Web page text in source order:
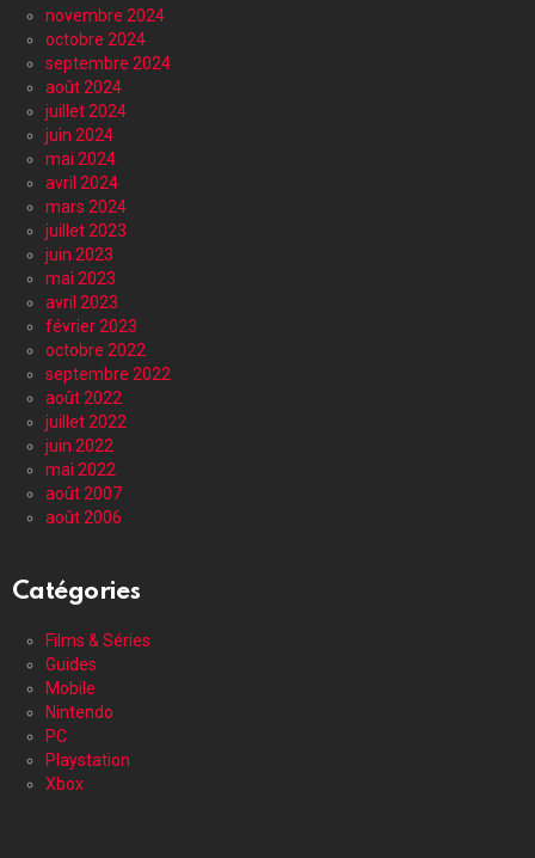
novembre 2024
octobre 2024
septembre 2024
août 2024
juillet 2024
juin 2024
mai 2024
avril 2024
mars 2024
juillet 2023
juin 2023
mai 2023
avril 2023
février 2023
octobre 2022
septembre 2022
août 2022
juillet 2022
juin 2022
mai 2022
août 2007
août 2006
Catégories
Films & Séries
Guides
Mobile
Nintendo
PC
Playstation
Xbox